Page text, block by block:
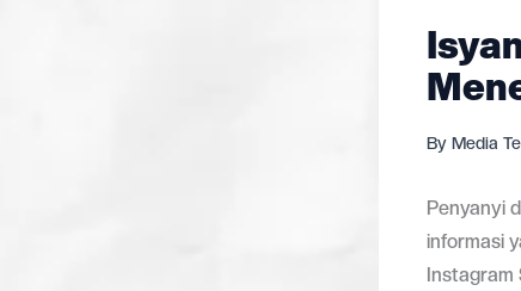
By Media
Penyanyi
informasi
Instagram